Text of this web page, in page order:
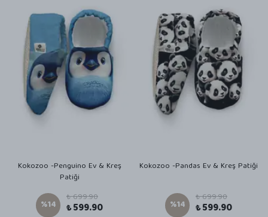
Kokozoo -Penguino Ev & Kreş
Patiği
%14
₺ 699.90
₺ 599.90
Kokozoo -Pandas Ev & Kreş Patiği
%14
₺ 699.90
₺ 599.90